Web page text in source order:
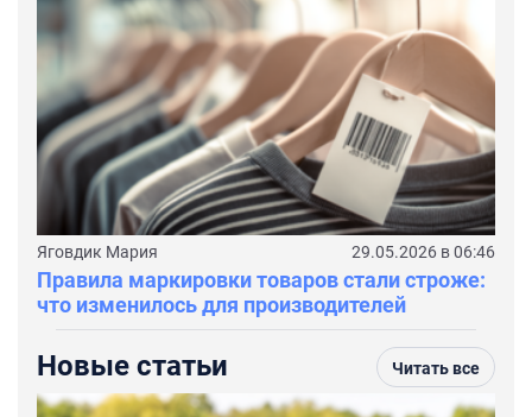
Яговдик Мария 29.05.2026 в 06:46
Правила маркировки товаров стали строже:
что изменилось для производителей
Новые статьи Читать все